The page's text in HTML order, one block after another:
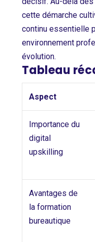
cette démarche
continu essentielle
environnement
évolution.
Tableau
Aspect
Importance du
digital
upskilling
Avantages de
la formation
bureautique